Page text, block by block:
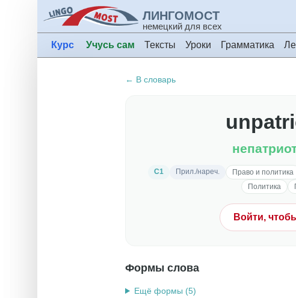
ЛИНГОМОСТ
немецкий для всех
Курс Учусь сам Тексты Уроки Грамматика
← В словарь
C1 Прил./нареч. Право и политика
Политика
Войти,
Формы слова
Ещё формы (5)